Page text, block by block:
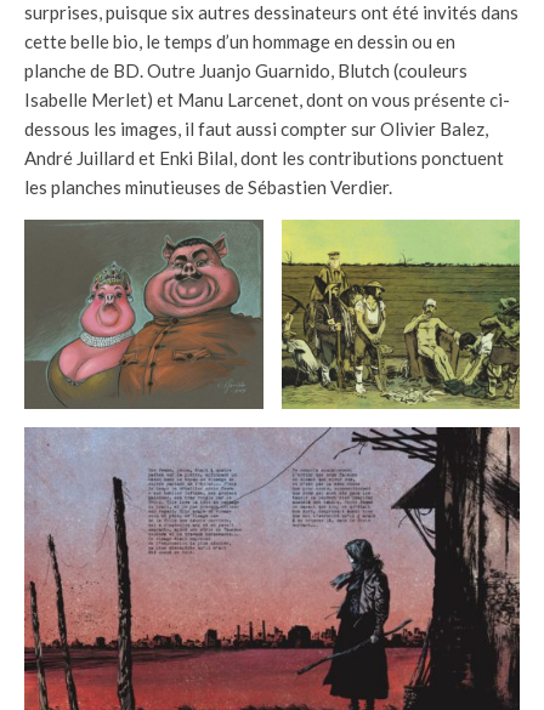
surprises, puisque six autres dessinateurs ont été invités dans
cette belle bio, le temps d’un hommage en dessin ou en
planche de BD. Outre Juanjo Guarnido, Blutch (couleurs
Isabelle Merlet) et Manu Larcenet, dont on vous présente ci-
dessous les images, il faut aussi compter sur Olivier Balez,
André Juillard et Enki Bilal, dont les contributions ponctuent
les planches minutieuses de Sébastien Verdier.